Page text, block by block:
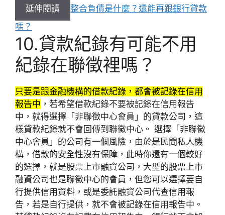
延伸閱讀
整合負債是什麼？還能再跟銀行貸款
嗎？
10.貸款紀錄有可能不用
紀錄在聯徵裡嗎？
只要是跟金融機構的借款紀錄，都會被記錄在信用
報告中 ，若希望借款紀錄不要被記錄在信用報告
中，就得選擇「非聯徵中心會員」的貸款公司，這
樣貸款紀錄就不會回傳到聯徵中心。 選擇「非聯徵
中心會員」的公司有一個風險，由於是民間私人機
構，借款的安全性沒有保障，此時你還有一個較好
的選擇，就是股票上市融資公司，大型的股票上市
融資公司也是聯徵中心的會員，但您可以選擇要自
行提供信用資料，或是委託融資公司代查信用報
告，若是自行提供，就不會被記錄在信用報告中。